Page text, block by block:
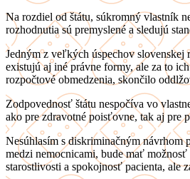
Na rozdiel od štátu, súkromný vlastník
rozhodnutia sú premyslené a sledujú
Jedným z veľkých úspechov slovenskej
existujú aj iné právne formy, ale za to
rozpočtové obmedzenia, skončilo
Zodpovednosť štátu nespočíva vo
ako pre zdravotné poisťovne, tak aj pre
Nesúhlasím s diskriminačným návrhom
medzi nemocnicami, bude mať
starostlivosti a spokojnosť pacienta, ale